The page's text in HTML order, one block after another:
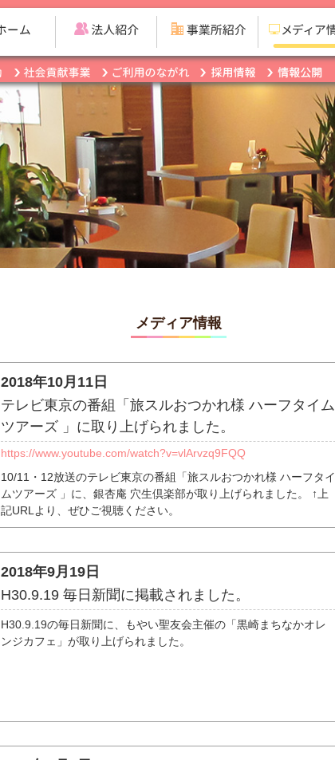
メディア情報
2018年10月11日
テレビ東京の番組「旅スルおつかれ様 ハーフタイム
ツアーズ 」に取り上げられました。
https://www.youtube.com/watch?v=vlArvzq9FQQ
10/11・12放送のテレビ東京の番組「旅スルおつかれ様 ハーフタイ
ムツアーズ 」に、銀杏庵 穴生倶楽部が取り上げられました。 ↑上
記URLより、ぜひご視聴ください。
2018年9月19日
H30.9.19 毎日新聞に掲載されました。
H30.9.19の毎日新聞に、もやい聖友会主催の「黒崎まちなかオレ
ンジカフェ」が取り上げられました。